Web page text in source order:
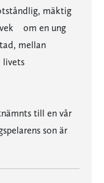
mäktig
 om en ung
mellan
livets
till en vår
son är